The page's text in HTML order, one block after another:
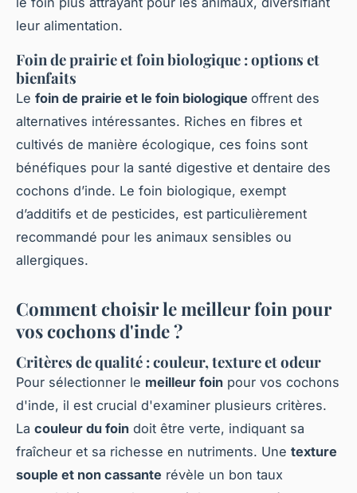
leur alimentation.
Foin de prairie et foin biologique : options et
bienfaits
Le foin de prairie et le foin biologique offrent des
alternatives intéressantes. Riches en fibres et
cultivés de manière écologique, ces foins sont
bénéfiques pour la santé digestive et dentaire des
cochons d’inde. Le foin biologique, exempt
d’additifs et de pesticides, est particulièrement
recommandé pour les animaux sensibles ou
allergiques.
Comment choisir le meilleur foin pour
vos cochons d'inde ?
Critères de qualité : couleur, texture et odeur
Pour sélectionner le meilleur foin pour vos cochons
d'inde, il est crucial d'examiner plusieurs critères.
La couleur du foin doit être verte, indiquant sa
fraîcheur et sa richesse en nutriments. Une texture
souple et non cassante révèle un bon taux